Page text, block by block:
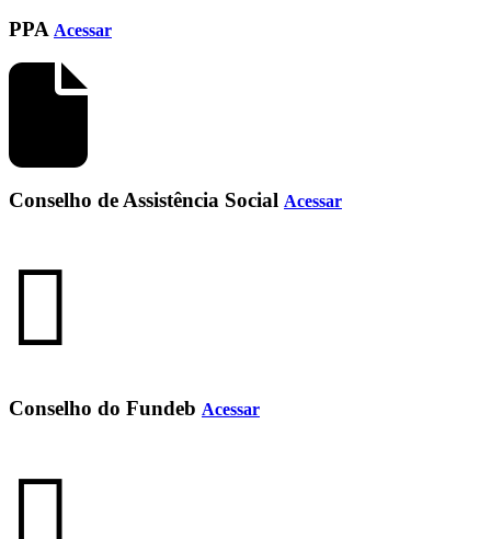
PPA Acessar
Conselho de Assistência Social Acessar
Conselho do Fundeb Acessar